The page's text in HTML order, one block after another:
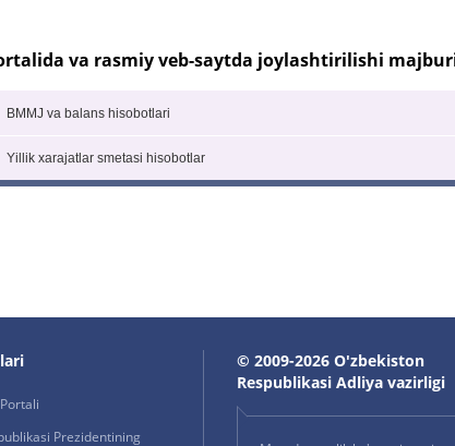
va rasmiy veb-saytda joylashtirilishi
BMMJ va balans hisobotlari
Yillik xarajatlar smetasi hisobotlar
Prezidentining
© 2009-2026 O'zbekiston
Respublikasi Adliya vazirligi